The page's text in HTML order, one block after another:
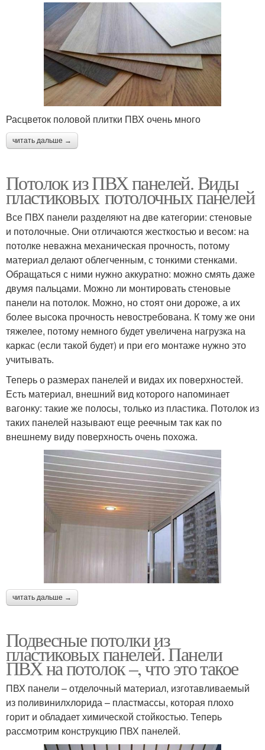
Расцветок половой плитки ПВХ очень много
читать дальше →
Потолок из ПВХ панелей. Виды
пластиковых потолочных панелей
Все ПВХ панели разделяют на две категории: стеновые
и потолочные. Они отличаются жесткостью и весом: на
потолке неважна механическая прочность, потому
материал делают облегченным, с тонкими стенками.
Обращаться с ними нужно аккуратно: можно смять даже
двумя пальцами. Можно ли монтировать стеновые
панели на потолок. Можно, но стоят они дороже, а их
более высока прочность невостребована. К тому же они
тяжелее, потому немного будет увеличена нагрузка на
каркас (если такой будет) и при его монтаже нужно это
учитывать.
Теперь о размерах панелей и видах их поверхностей.
Есть материал, внешний вид которого напоминает
вагонку: такие же полосы, только из пластика. Потолок из
таких панелей называют еще реечным так как по
внешнему виду поверхность очень похожа.
читать дальше →
Подвесные потолки из
пластиковых панелей. Панели
ПВХ на потолок –, что это такое
ПВХ панели – отделочный материал, изготавливаемый
из поливинилхлорида – пластмассы, которая плохо
горит и обладает химической стойкостью. Теперь
рассмотрим конструкцию ПВХ панелей.